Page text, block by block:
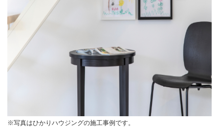
※写真はひかりハウジングの施工事例です。